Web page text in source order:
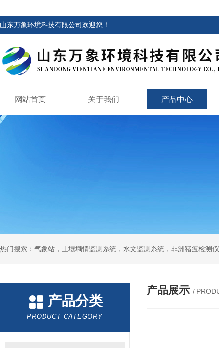
山东万象环境科技有限公司欢迎您！
网站首页 关于我们 产品中心
热门搜索：气象站，土壤墒情监测系统，水文监测系统，非洲猪瘟检测
产品分类
PRODUCT CATEGORY
产品展示 /